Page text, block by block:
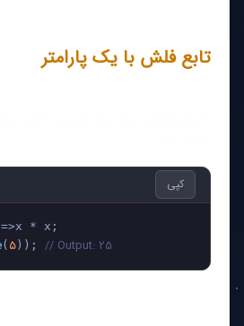
تابع فلش با یک پارامتر
کپی
( 5 )); // Output: 25